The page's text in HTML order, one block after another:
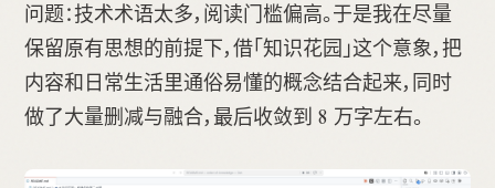
问题：技术术语太多，阅读门槛偏高。于是我在尽量
保留原有思想的前提下，借「知识花园」这个意象，把
内容和日常生活里通俗易懂的概念结合起来，同时
做了大量删减与融合，最后收敛到 8 万字左右。